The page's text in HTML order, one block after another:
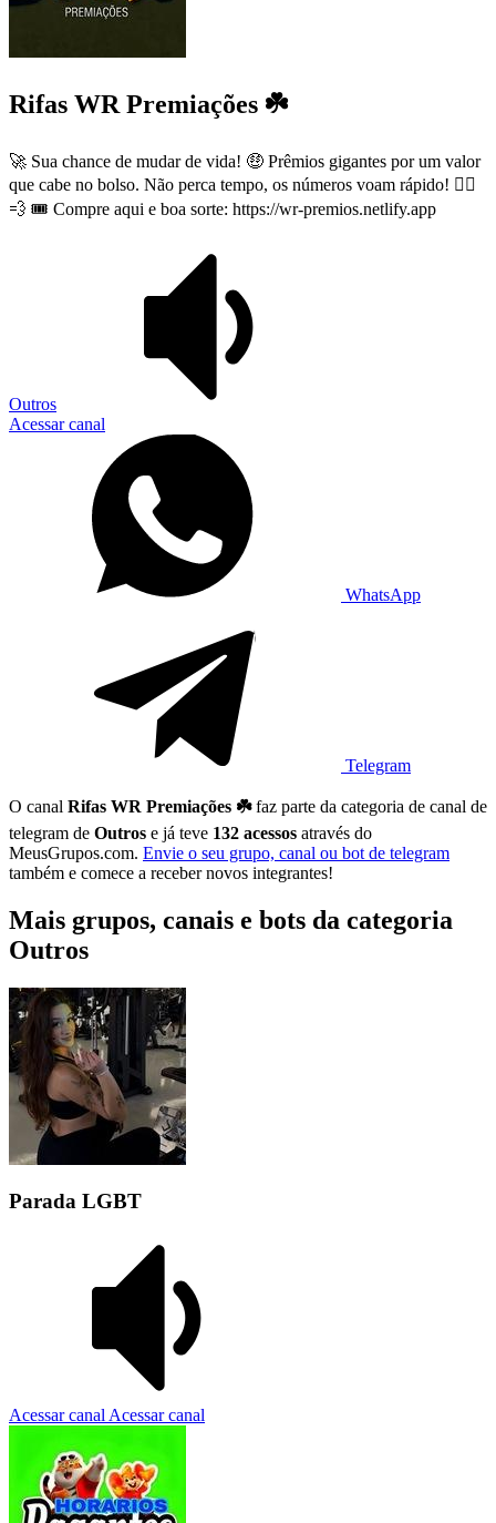
Rifas WR Premiações ☘️
🚀 Sua chance de mudar de vida! 🤑 Prêmios gigantes por um valor
que cabe no bolso. Não perca tempo, os números voam rápido! 🏃‍♂️
💨 🎟️ Compre aqui e boa sorte: https://wr-premios.netlify.app
Outros
Acessar canal
WhatsApp
Telegram
O canal Rifas WR Premiações ☘️faz parte da categoria de canal de
telegram de Outros e já teve 132 acessos através do
MeusGrupos.com. Envie o seu grupo, canal ou bot de telegram
também e comece a receber novos integrantes!
Mais grupos, canais e bots da categoria
Outros
Parada LGBT
Acessar canal Acessar canal